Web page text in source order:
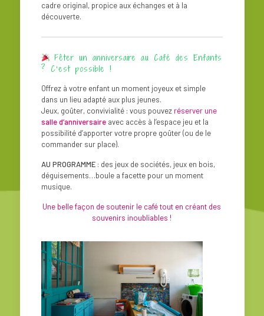
cadre original, propice aux échanges et à la
découverte.
Fêter un anniversaire au Café des Enfants
? C’est possible !
Offrez à votre enfant un moment joyeux et simple
dans un lieu adapté aux plus jeunes.
Jeux, goûter, convivialité : vous pouvez réserver une
salle d’anniversaireavec accès à l’espace jeu et la
possibilité d’apporter votre propre goûter (ou de le
commander sur place).
AU PROGRAMME: des jeux de sociétés, jeux en bois,
déguisements…boule a facette pour un moment
musique.
Une belle façon de soutenir le café tout en créant des
souvenirs inoubliables !